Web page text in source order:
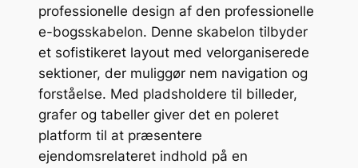
professionelle design af den professionelle
e-bogsskabelon. Denne skabelon tilbyder
et sofistikeret layout med velorganiserede
sektioner, der muliggør nem navigation og
forståelse. Med pladsholdere til billeder,
grafer og tabeller giver det en poleret
platform til at præsentere
ejendomsrelateret indhold på en